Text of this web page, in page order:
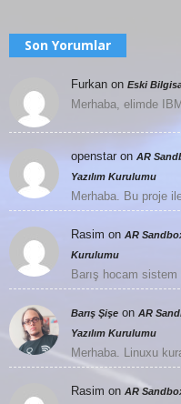
Son Yorumlar
Furkan on Eski
Merhaba, elimde
openstar on AR
Yazılım Kurulumu
Merhaba. Bu proje
Rasim on AR
Kurulumu
Barış hocam sistem
Barış Şişe on AR
Yazılım Kurulumu
Merhaba. Linuxu
Rasim on AR